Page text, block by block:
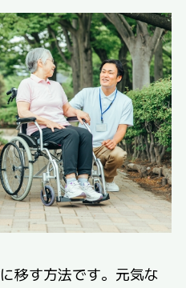
移す方法です。元気な